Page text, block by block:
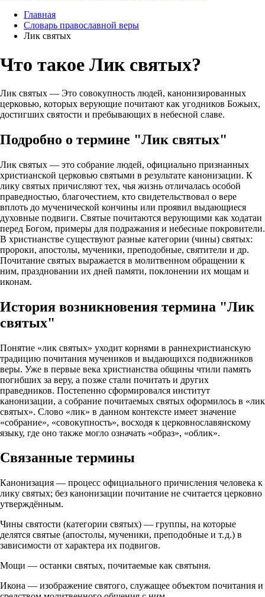
Главная
Словарь православной веры
Лик святых
Что такое Лик святых?
Лик святых — Это совокупность людей, канонизированных
церковью, которых верующие почитают как угодников Божьих,
достигших святости и пребывающих в небесной славе.
Подробно о термине "Лик святых"
Лик святых — это собрание людей, официально признанных
христианской церковью святыми в результате канонизации. К
лику святых причисляют тех, чья жизнь отличалась особой
праведностью, благочестием, кто свидетельствовал о вере
вплоть до мученической кончины или проявил выдающиеся
духовные подвиги. Святые почитаются верующими как ходатаи
перед Богом, примеры для подражания и небесные покровители.
В христианстве существуют разные категории (чины) святых:
пророки, апостолы, мученики, преподобные, святители и др.
Почитание святых выражается в молитвенном обращении к
ним, праздновании их дней памяти, поклонении их мощам и
иконам.
История возникновения термина "Лик
святых"
Понятие «лик святых» уходит корнями в раннехристианскую
традицию почитания мучеников и выдающихся подвижников
веры. Уже в первые века христианства общины чтили память
погибших за веру, а позже стали почитать и других
праведников. Постепенно сформировался институт
канонизации, а собрание почитаемых святых оформилось в «лик
святых». Слово «лик» в данном контексте имеет значение
«собрание», «совокупность», восходя к церковнославянскому
языку, где оно также могло означать «образ», «облик».
Связанные термины
Канонизация — процесс официального причисления человека к
лику святых; без канонизации почитание не считается церковно
утверждённым.
Чины святости (категории святых) — группы, на которые
делятся святые (апостолы, мученики, преподобные и т. д.) в
зависимости от характера их подвигов.
Мощи — останки святых, почитаемые как святыня.
Икона — изображение святого, служащее объектом почитания и